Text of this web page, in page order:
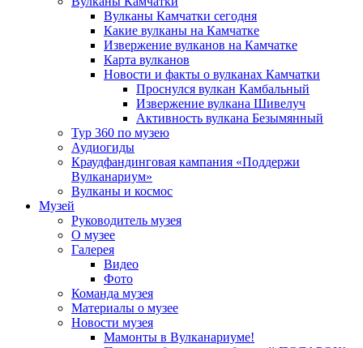
Вулканы Камчатки сегодня
Какие вулканы на Камчатке
Извержение вулканов на Камчатке
Карта вулканов
Новости и факты о вулканах Камчатки
Проснулся вулкан Камбальный
Извержение вулкана Шивелуч
Активность вулкана Безымянный
Тур 360 по музею
Аудиогиды
Краудфандинговая кампания «Поддержи
Вулканариум»
Вулканы и космос
Музей
Руководитель музея
О музее
Галерея
Видео
Фото
Команда музея
Материалы о музее
Новости музея
Мамонты в Вулканариуме!